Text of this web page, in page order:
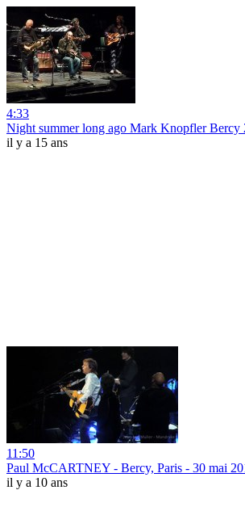
4:33
Night summer long ago Mark Knopfler Bercy
il y a 15 ans
11:50
Paul McCARTNEY - Bercy, Paris - 30 mai
il y a 10 ans